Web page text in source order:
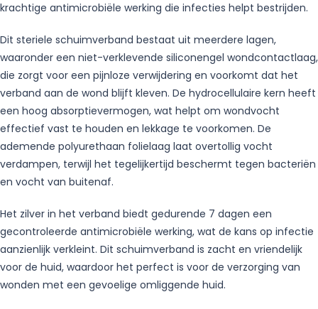
krachtige antimicrobiële werking die infecties helpt bestrijden.
Dit steriele schuimverband bestaat uit meerdere lagen,
waaronder een niet-verklevende siliconengel wondcontactlaag,
die zorgt voor een pijnloze verwijdering en voorkomt dat het
verband aan de wond blijft kleven. De hydrocellulaire kern heeft
een hoog absorptievermogen, wat helpt om wondvocht
effectief vast te houden en lekkage te voorkomen. De
ademende polyurethaan folielaag laat overtollig vocht
verdampen, terwijl het tegelijkertijd beschermt tegen bacteriën
en vocht van buitenaf.
Het zilver in het verband biedt gedurende 7 dagen een
gecontroleerde antimicrobiële werking, wat de kans op infectie
aanzienlijk verkleint. Dit schuimverband is zacht en vriendelijk
voor de huid, waardoor het perfect is voor de verzorging van
wonden met een gevoelige omliggende huid.